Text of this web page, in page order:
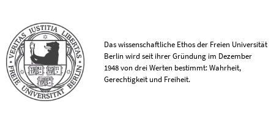
Das wissenschaftliche Ethos der Freien Universität
Berlin wird seit ihrer Gründung im Dezember
1948 von drei Werten bestimmt: Wahrheit,
Gerechtigkeit und Freiheit.